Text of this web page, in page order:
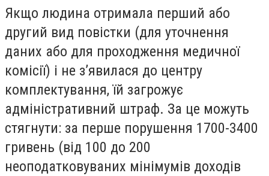
Якщо людина отримала перший або
другий вид повістки (для уточнення
даних або для проходження медичної
комісії) і не з’явилася до центру
комплектування, їй загрожує
адміністративний штраф. За це можуть
стягнути: за перше порушення 1700-3400
гривень (від 100 до 200
неоподатковуваних мінімумів доходів